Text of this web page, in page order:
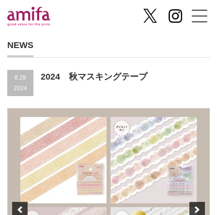
NEWS
8.28
2024
2024 秋マスキングテープ